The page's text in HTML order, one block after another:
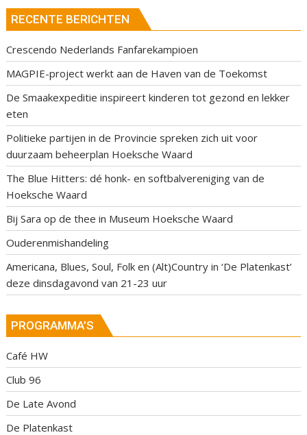
RECENTE BERICHTEN
Crescendo Nederlands Fanfarekampioen
MAGPIE-project werkt aan de Haven van de Toekomst
De Smaakexpeditie inspireert kinderen tot gezond en lekker
eten
Politieke partijen in de Provincie spreken zich uit voor
duurzaam beheerplan Hoeksche Waard
The Blue Hitters: dé honk- en softbalvereniging van de
Hoeksche Waard
Bij Sara op de thee in Museum Hoeksche Waard
Ouderenmishandeling
Americana, Blues, Soul, Folk en (Alt)Country in ‘De Platenkast’
deze dinsdagavond van 21-23 uur
PROGRAMMA’S
Café HW
Club 96
De Late Avond
De Platenkast